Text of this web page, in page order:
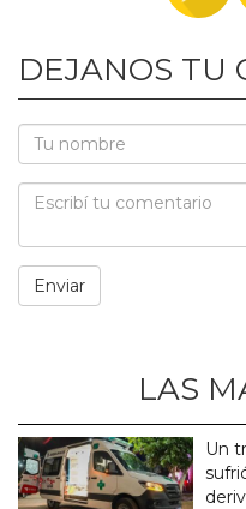
DEJANOS TU
LAS
Un